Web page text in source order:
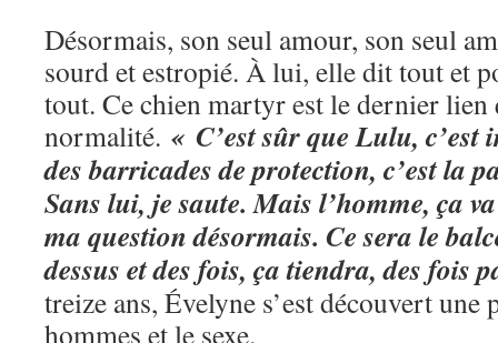
Désormais, son seul amour, son seul
sourd et estropié. À lui, elle dit tout et
tout. Ce chien martyr est le dernier lien
normalité. « C’est sûr que Lulu, c’est
des barricades de protection, c’est la
Sans lui, je saute. Mais l’homme, ça
ma question désormais. Ce sera le
dessus et des fois, ça tiendra, des fois
treize ans, Évelyne s’est découvert une
hommes et le sexe.